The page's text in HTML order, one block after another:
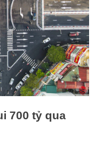
700 tỷ qua